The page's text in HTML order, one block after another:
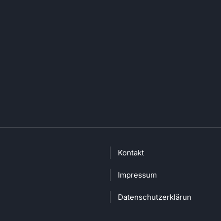
Kontakt
Impressum
Datenschutzerklärung